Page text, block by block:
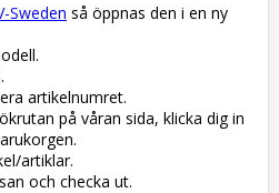
Sweden så öppnas den i en ny
artikelnumret.
på våran sida, klicka dig in
artiklar.
och checka ut.